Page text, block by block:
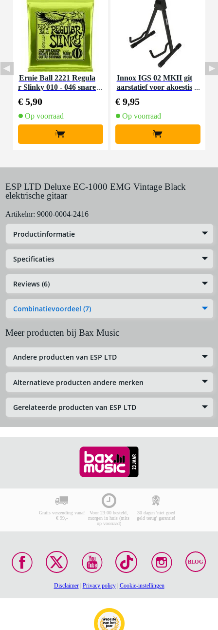
Ernie Ball 2221 Regula
r Slinky 010 - 046 snare
€ 5,90
Op voorraad
+
Innox IGS 02 MKII git
aarstatief voor akoestis
€ 9,95
Op voorraad
+
ESP LTD Deluxe EC-1000 EMG Vintage Black
elektrische gitaar
Artikelnr: 9000-0004-2416
Productinformatie
Specificaties
Reviews (6)
Combinatievoordeel (7)
Meer producten bij Bax Music
Andere producten van ESP LTD
Alternatieve producten andere merken
Gerelateerde producten van ESP LTD
Gratis verzending vanaf
€ 99,-
Voor 23:00 besteld,
morgen in huis (mits
op voorraad)
30 dagen 'niet goed
geld terug' garantie!
BLOG
Disclaimer| Privacy policy| Cookie-instellingen